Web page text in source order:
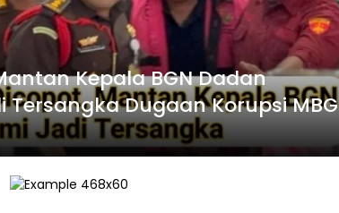
Kepala BGN Dadan
Tersangka Dugaan Korupsi MBG